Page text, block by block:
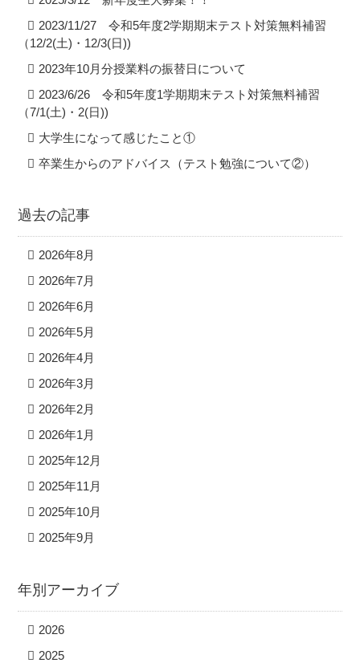
2023/11/27 令和5年度2学期期末テスト対策無料補習
（12/2(土)・12/3(日))
2023年10月分授業料の振替日について
2023/6/26 令和5年度1学期期末テスト対策無料補習
（7/1(土)・2(日))
大学生になって感じたこと①
卒業生からのアドバイス（テスト勉強について②）
過去の記事
2026年8月
2026年7月
2026年6月
2026年5月
2026年4月
2026年3月
2026年2月
2026年1月
2025年12月
2025年11月
2025年10月
2025年9月
年別アーカイブ
2026
2025